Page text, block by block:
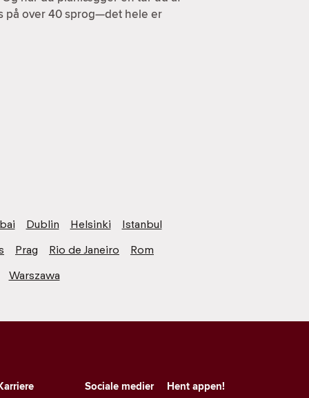
på over 40 sprog—det hele er
Dublin Helsinki
Istanbul
Prag Rio de Janeiro
Rom
Warszawa
Sociale medier Hent appen!